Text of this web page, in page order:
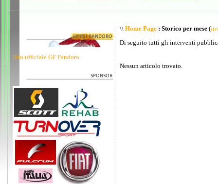
Sito ufficiale GF Pandoro
\\ Home Page : Storico per mese (
Di seguito tutti gli interventi
Nessun articolo trovato.